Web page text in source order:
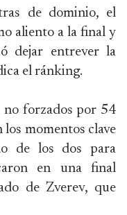
de dominio, el
aliento a la final y
dejar entrever la
el ránking.
forzados por 54
momentos clave
de los dos para
en una final
de Zverev, que